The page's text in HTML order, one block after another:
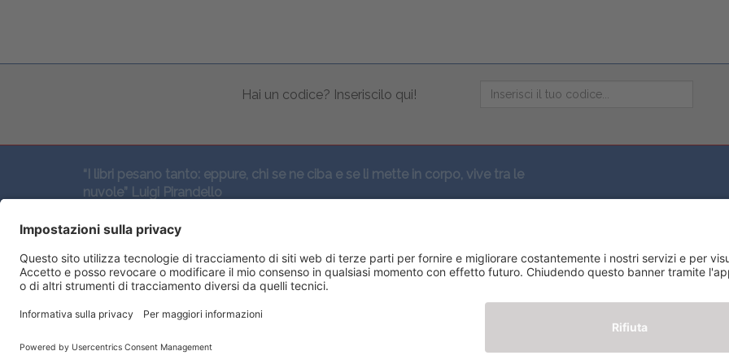
Hai un codice? Inseriscilo qui!
“I libri pesano tanto: eppure, chi se ne ciba e se li mette in corpo, vive tra le
nuvole” Luigi Pirandello
SEGUICI QUI: